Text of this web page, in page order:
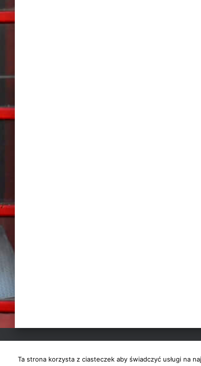
O MNIE
Ta strona korzysta z ciasteczek aby świadczyć usługi na